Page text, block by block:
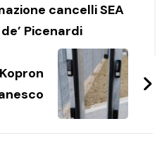
cancelli SEA
Picenardi